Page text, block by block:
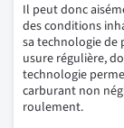
Il peut donc
des conditions
sa technologie de
usure régulière,
technologie
carburant non
roulement.